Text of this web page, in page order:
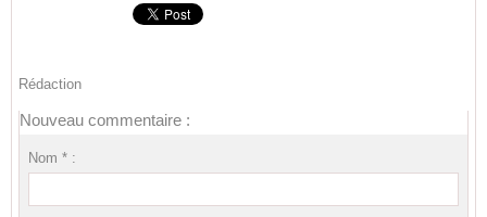
Rédaction
Nouveau commentaire :
Nom * :